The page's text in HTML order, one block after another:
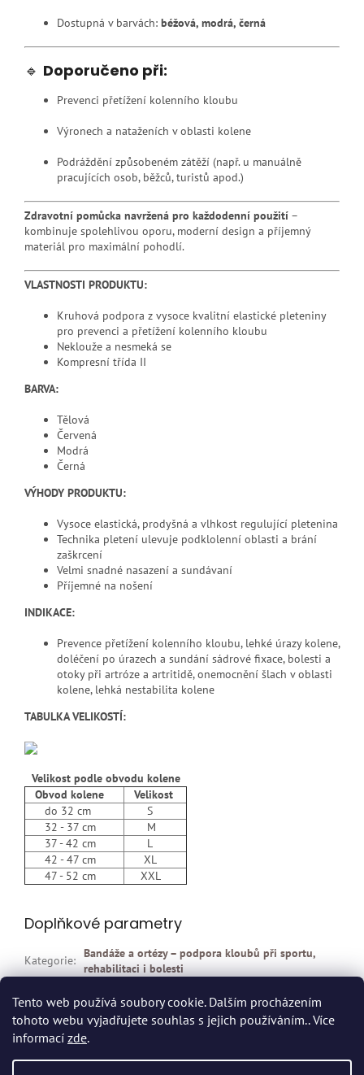
Tento web používá soubory cookie. Dalším procházením
tohoto webu vyjadřujete souhlas s jejich používáním.. Více
informací zde.
Dostupná v barvách: béžová, modrá, černá
🔹 Doporučeno při:
Prevenci přetížení kolenního kloubu
Výronech a nataženích v oblasti kolene
Podráždění způsobeném zátěží (např. u manuálně
pracujících osob, běžců, turistů apod.)
Zdravotní pomůcka navržená pro každodenní použití –
kombinuje spolehlivou oporu, moderní design a příjemný
materiál pro maximální pohodlí.
VLASTNOSTI PRODUKTU:
Kruhová podpora z vysoce kvalitní elastické pleteniny
pro prevenci a přetížení kolenního kloubu
Neklouže a nesmeká se
Kompresní třída II
BARVA:
Tělová
Červená
Modrá
Černá
VÝHODY PRODUKTU:
Vysoce elastická, prodyšná a vlhkost regulující pletenina
Technika pletení ulevuje podklolenní oblasti a brání
zaškrcení
Velmi snadné nasazení a sundávaní
Příjemné na nošení
INDIKACE:
Prevence přetížení kolenního kloubu, lehké úrazy kolene,
doléčení po úrazech a sundání sádrové fixace, bolesti a
otoky při artróze a artritidě, onemocnění šlach v oblasti
kolene, lehká nestabilita kolene
TABULKA VELIKOSTÍ:
Velikost podle obvodu kolene
Obvod kolene
Velikost
do 32 cm
S
32 - 37 cm
M
37 - 42 cm
L
42 - 47 cm
XL
47 - 52 cm
XXL
Doplňkové parametry
Kategorie: Bandáže a ortézy – podpora kloubů při sportu,
rehabilitaci i bolesti